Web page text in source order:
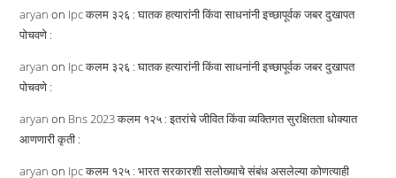
aryan on Ipc कलम ३२६ : घातक हत्यारांनी किंवा साधनांनी इच्छापूर्वक जबर दुखापत
पोचवणे :
aryan on Ipc कलम ३२६ : घातक हत्यारांनी किंवा साधनांनी इच्छापूर्वक जबर दुखापत
पोचवणे :
aryan on Bns 2023 कलम १२५ : इतरांचे जीवित किंवा व्यक्तिगत सुरक्षितता धोक्यात
आणणारी कृती :
aryan on Ipc कलम १२५ : भारत सरकारशी सलोख्याचे संबंध असलेल्या कोणत्याही